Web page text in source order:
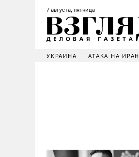
7 августа, пятница
УКРАИНА АТАКА НА ИРАН